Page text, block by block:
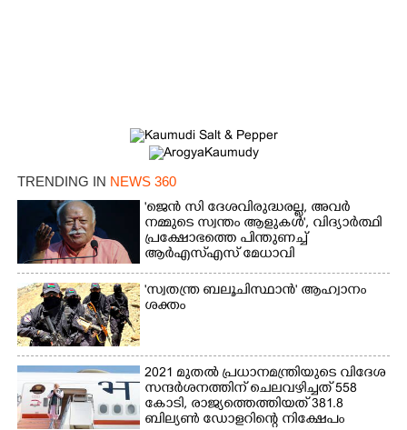
TRENDING IN NEWS 360
'ജെൻ സി ദേശവിരുദ്ധരല്ല, അവർ
നമ്മുടെ സ്വന്തം ആളുകൾ', വിദ്യാർത്ഥി
പ്രക്ഷോഭത്തെ പിന്തുണച്ച്
ആർഎസ്‌എസ് മേധാവി
'സ്വതന്ത്ര ബലൂചിസ്ഥാൻ' ആഹ്വാനം
ശക്തം
2021 മുതൽ പ്രധാനമന്ത്രിയുടെ വിദേശ
സന്ദർശനത്തിന് ചെലവഴിച്ചത് 558
കോടി, രാജ്യത്തെത്തിയത് 381.8
ബില്യൺ ഡോളറിന്റെ നിക്ഷേപം